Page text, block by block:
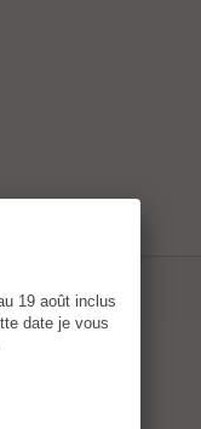
19 août inclus
date je vous